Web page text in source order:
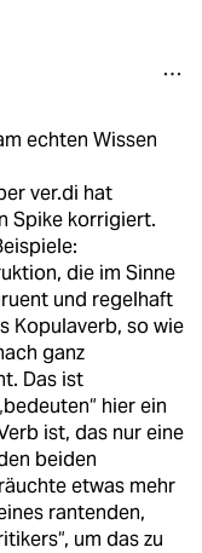
echten Wissen
ver.di hat
Spike korrigiert.
die im Sinne
und regelhaft
Kopulaverb, so wie
ganz
Das ist
hier ein
ist, das nur eine
beiden
etwas mehr
rantenden,
um das zu